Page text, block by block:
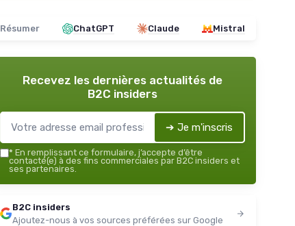
Résumer ChatGPT Claude Mistral
Recevez les dernières actualités de
B2C insiders
➔ Je m'inscris
* En remplissant ce formulaire, j’accepte d’être
contacté(e) à des fins commerciales par B2C insiders et
ses partenaires.
B2C insiders
Ajoutez-nous à vos sources préférées sur Google